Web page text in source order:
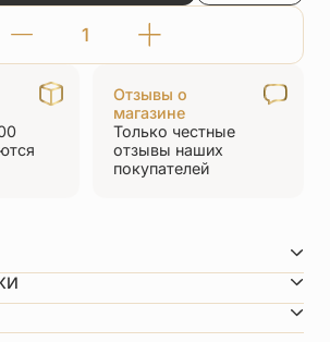
Количество
Шнурок
шею
Отзывы о
магазине
Только честные
отзывы наших
покупателей
нужную длину шнурка? Вот вам
40 см., 45 см., 50 см., 55 см., 60 см.,